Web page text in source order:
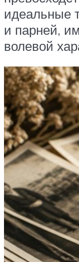
идеальные
и парней,
волевой